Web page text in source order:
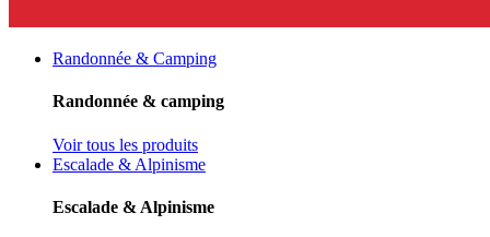
Randonnée & Camping
Randonnée & camping
Voir tous les produits
Escalade & Alpinisme
Escalade & Alpinisme